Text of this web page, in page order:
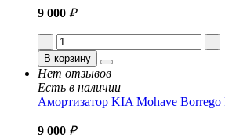
9 000 ₽
В корзину
Нет отзывов
Есть в наличии
Амортизатор KIA Mohave
9 000 ₽